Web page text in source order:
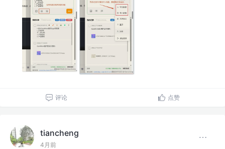
评论 点赞
tiancheng
4月前